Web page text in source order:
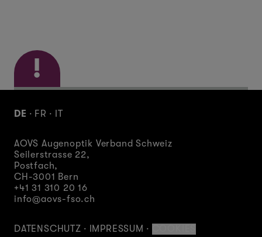
Schweiz kämpft an vorderster
Fachkräftemangel. Weil die
Schweizerinnen und Schweizer
auch morgen für einen Sehtest
keine Wartezeiten in Kauf
!
DE · FR · IT
AOVS Augenoptik Verband Schweiz
Seilerstrasse 22,
Postfach,
CH-3001 Bern
+41 31 310 20 16
info@aovs-fso.ch
DATENSCHUTZ · IMPRESSUM ·